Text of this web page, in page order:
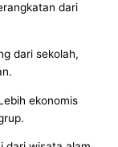
dari
dari sekolah,
ekonomis